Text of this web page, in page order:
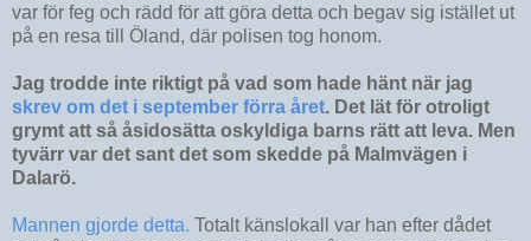
var för feg och rädd för att göra detta och begav sig istället ut
på en resa till Öland, där polisen tog honom.
Jag trodde inte riktigt på vad som hade hänt när jag
skrev om det i september förra året. Det lät för otroligt
grymt att så åsidosätta oskyldiga barns rätt att leva. Men
tyvärr var det sant det som skedde på Malmvägen i
Dalarö.
Mannen gjorde detta. Totalt känslokall var han efter dådet